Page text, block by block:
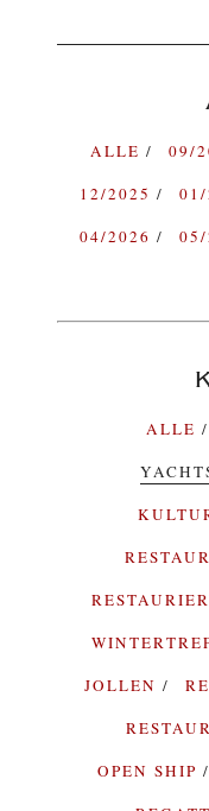
ALLE 09/
12/2025
04/2026
ALLE
JOLLEN
OPEN SHIP